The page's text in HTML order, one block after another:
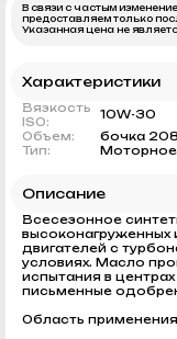
В связи с частым
предоставляем только
Указанная цена не
Характеристики
Вязкость
ISO:
10W-30
Объем:
бочка
Тип:
Моторное
Описание
Всесезонное
высоконагруженных
двигателей с
условиях. Масло
испытания в центрах
письменные
Область применения